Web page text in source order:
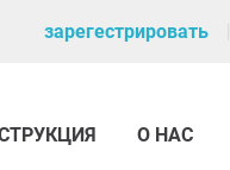
зарегестрировать
О НАС